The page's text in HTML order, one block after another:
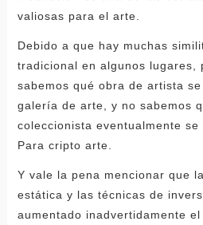
valiosas para el arte.
Debido a que hay muchas
tradicional en algunos lugares,
sabemos qué obra de artista
galería de arte, y no sabemos
coleccionista eventualmente se
Para cripto arte.
Y vale la pena mencionar que
estática y las técnicas de
aumentado inadvertidamente